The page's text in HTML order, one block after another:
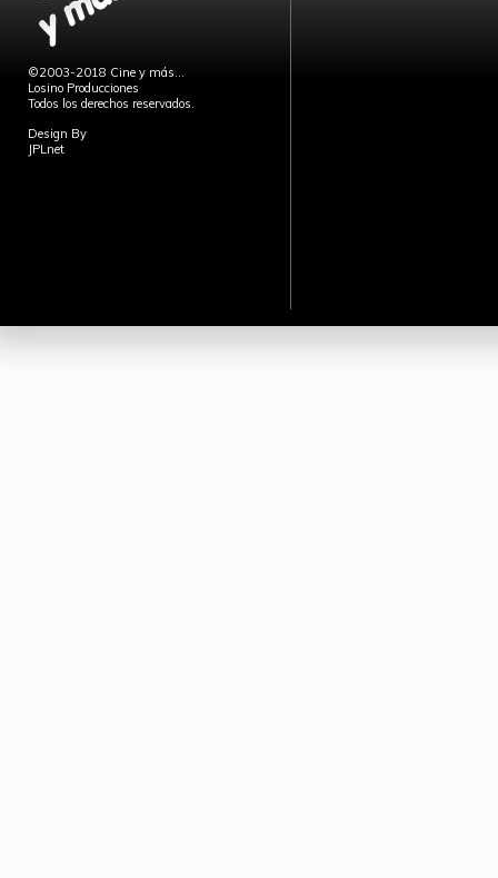
©2003-2018 Cine y más...
Losino Producciones
Todos los derechos reservados.
Design By
JPLnet